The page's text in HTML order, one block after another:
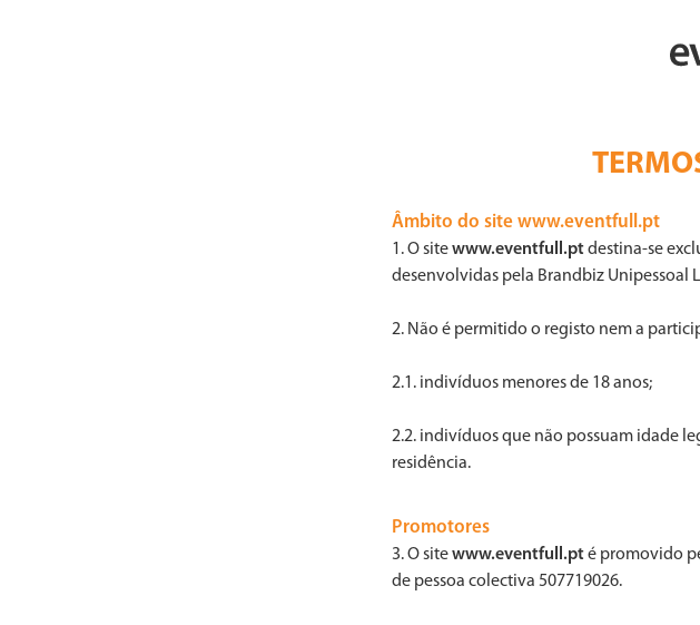
Âmbito do site www.eventfull.pt
1. O sitewww.eventfull.ptdestina-se
desenvolvidas pela Brandbiz Unipessoal
2. Não é permitido o registo nem a
2.1. indivíduos menores de 18 anos;
2.2. indivíduos que não possuam idade
residência.
Promotores
3. O sitewww.eventfull.pté promovido
de pessoa colectiva 507719026.